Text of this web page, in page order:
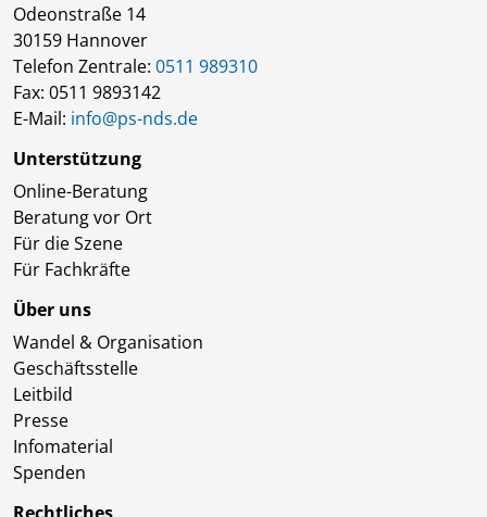
Odeonstraße 14
30159 Hannover
Telefon Zentrale: 0511 989310
Fax: 0511 9893142
E-Mail: info@ps-nds.de
Unterstützung
Online-Beratung
Beratung vor Ort
Für die Szene
Für Fachkräfte
Über uns
Wandel & Organisation
Geschäftsstelle
Leitbild
Presse
Infomaterial
Spenden